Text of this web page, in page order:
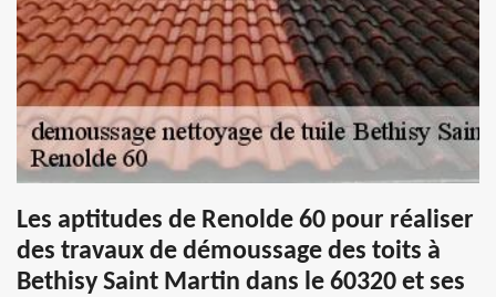
Les aptitudes de Renolde 60 pour réaliser
des travaux de démoussage des toits à
Bethisy Saint Martin dans le 60320 et ses